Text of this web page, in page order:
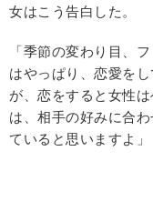
女はこう告白した。
「季節の変わり目、
はやっぱり、恋愛を
が、恋をすると女性
は、相手の好みに合
ていると思いますよ」